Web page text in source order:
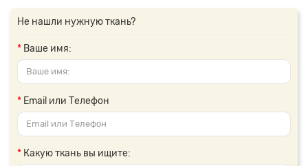
Не нашли нужную ткань?
Ваше имя:
Email или Телефон
Какую ткань вы ищите: